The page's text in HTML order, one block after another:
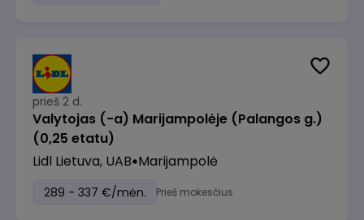
prieš 2 d.
Valytojas (-a) Marijampolėje (Palangos g.)
(0,25 etatu)
Lidl Lietuva, UAB Marijampolė
289 - 337 €/mėn. Prieš mokesčius